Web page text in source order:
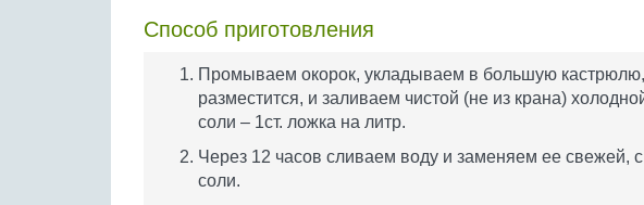
Способ приготовления
Промываем окорок, укладываем в большую кастрюлю,
разместится, и заливаем чистой (не из крана)
соли – 1ст. ложка на литр.
Через 12 часов сливаем воду и заменяем ее свежей,
соли.